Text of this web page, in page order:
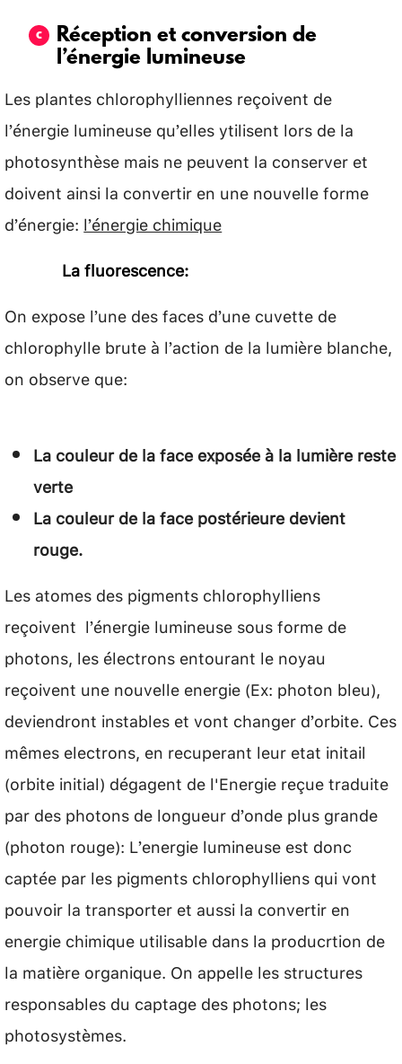
Réception et conversion de
l’énergie lumineuse
Les plantes chlorophylliennes reçoivent de
l’énergie lumineuse qu’elles ytilisent lors de la
photosynthèse mais ne peuvent la conserver et
doivent ainsi la convertir en une nouvelle forme
d’énergie: l’énergie chimique
La fluorescence:
On expose l’une des faces d’une cuvette de
chlorophylle brute à l’action de la lumière blanche,
on observe que:
La couleur de la face exposée à la lumière reste
verte
La couleur de la face postérieure devient
rouge.
Les atomes des pigments chlorophylliens
reçoivent l’énergie lumineuse sous forme de
photons, les électrons entourant le noyau
reçoivent une nouvelle energie (Ex: photon bleu),
deviendront instables et vont changer d’orbite. Ces
mêmes electrons, en recuperant leur etat initail
(orbite initial) dégagent de l'Energie reçue traduite
par des photons de longueur d’onde plus grande
(photon rouge): L’energie lumineuse est donc
captée par les pigments chlorophylliens qui vont
pouvoir la transporter et aussi la convertir en
energie chimique utilisable dans la producrtion de
la matière organique. On appelle les structures
responsables du captage des photons; les
photosystèmes.